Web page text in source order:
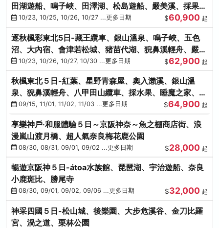
田湖遊船、鳴子峽、田澤湖、松島遊船、嚴美溪、採果烤
牡蠣10/23, 10/25, 10/26, 10/27 ...更多日期 $60,900 起
逐秋楓彩東北5日-藏王纜車、銀山溫泉、鳴子峽、五色
沼、大內宿、會津若松城、猪苗代湖、猊鼻溪輕舟、嚴美
溪、松島海灣遊船
10/23, 10/26, 10/27, 10/30 ...更多日期 $62,900 起
秋楓東北５日-紅葉、星野青森屋、奧入瀨溪、銀山溫
泉、猊鼻溪輕舟、八甲田山纜車、採水果、睡魔之家、法
式料理(不進免稅店)
09/15, 11/01, 11/02, 11/03 ...更多日期 $64,900 起
享樂神戶‧和服體驗５日～京阪神奈～魚之棚商店街、浪
漫嵐山渡月橋、超人氣奈良梅花鹿公園
08/30, 08/31, 09/01, 09/02 ...更多日期 $28,000 起
暢遊京阪神５日-átoa水族館、琵琶湖、宇治遊船、奈良
小鹿斑比、勝尾寺
08/30, 09/01, 09/02, 09/06 ...更多日期 $32,000 起
神采四國５日-松山城、後樂園、大步危溪谷、金刀比羅
宮、渦之道、栗林公園